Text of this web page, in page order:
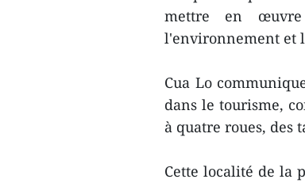
mettre en œuvre
l'environnement et
Cua Lo
dans le tourisme,
à quatre roues, des
Cette localité de la